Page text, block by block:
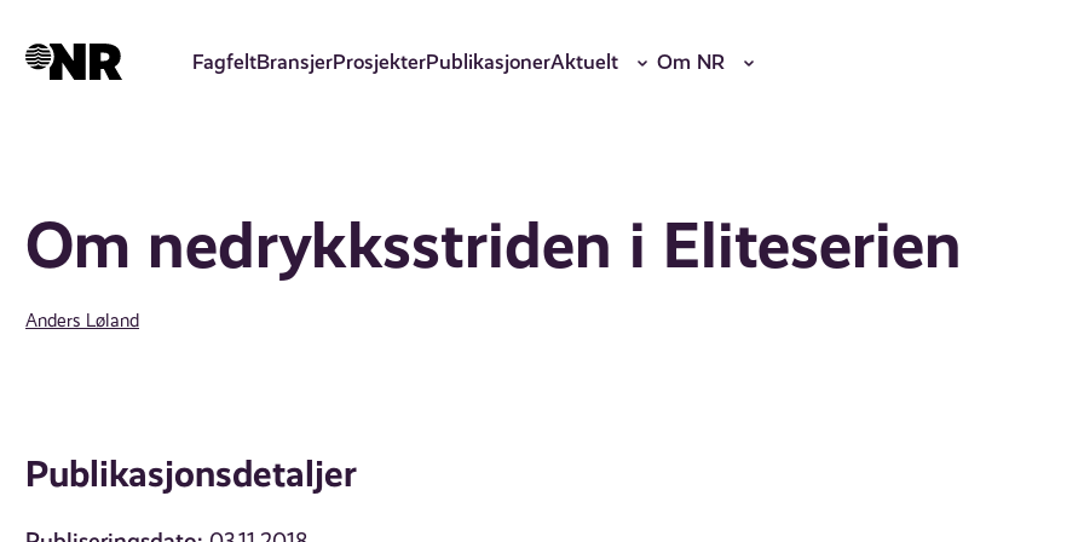
hovedinnhold
FagfeltBransjerProsjekterPublikasjonerAktuelt Om NR
Om nedrykksstriden i Eliteserien
Anders Løland
Publikasjonsdetaljer